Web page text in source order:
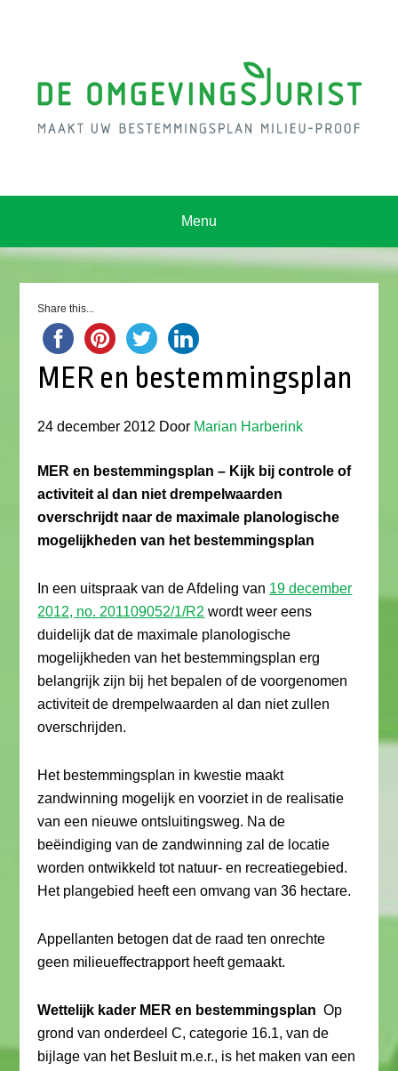
Menu
Share this...
MER en bestemmingsplan
24 december 2012 Door Marian Harberink
MER en bestemmingsplan – Kijk bij controle of
activiteit al dan niet drempelwaarden
overschrijdt naar de maximale planologische
mogelijkheden van het bestemmingsplan
In een uitspraak van de Afdeling van 19 december
2012, no. 201109052/1/R2 wordt weer eens
duidelijk dat de maximale planologische
mogelijkheden van het bestemmingsplan erg
belangrijk zijn bij het bepalen of de voorgenomen
activiteit de drempelwaarden al dan niet zullen
overschrijden.
Het bestemmingsplan in kwestie maakt
zandwinning mogelijk en voorziet in de realisatie
van een nieuwe ontsluitingsweg. Na de
beëindiging van de zandwinning zal de locatie
worden ontwikkeld tot natuur- en recreatiegebied.
Het plangebied heeft een omvang van 36 hectare.
Appellanten betogen dat de raad ten onrechte
geen milieueffectrapport heeft gemaakt.
Wettelijk kader MER en bestemmingsplan Op
grond van onderdeel C, categorie 16.1, van de
bijlage van het Besluit m.e.r., is het maken van een